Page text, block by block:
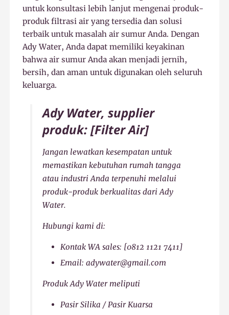
untuk konsultasi lebih lanjut mengenai produk-
produk filtrasi air yang tersedia dan solusi
terbaik untuk masalah air sumur Anda. Dengan
Ady Water, Anda dapat memiliki keyakinan
bahwa air sumur Anda akan menjadi jernih,
bersih, dan aman untuk digunakan oleh seluruh
keluarga.
Ady Water, supplier
produk: [Filter Air]
Jangan lewatkan kesempatan untuk
memastikan kebutuhan rumah tangga
atau industri Anda terpenuhi melalui
produk-produk berkualitas dari Ady
Water.
Hubungi kami di:
Kontak WA sales: [0812 1121 7411]
Email: adywater@gmail.com
Produk Ady Water meliputi
Pasir Silika / Pasir Kuarsa